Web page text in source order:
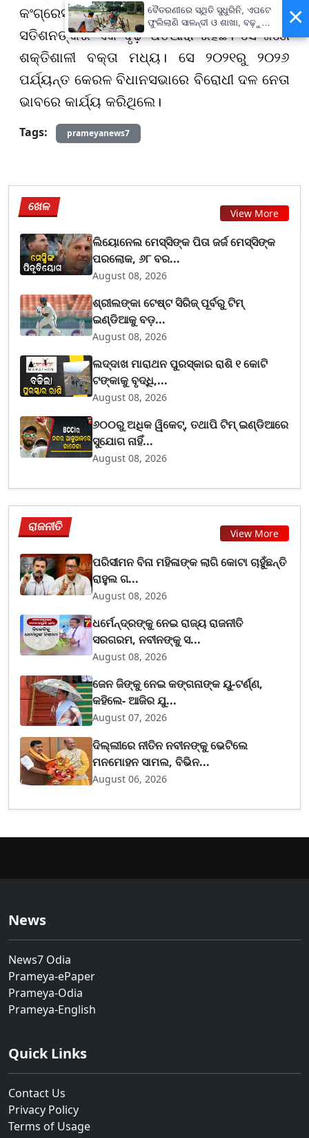
କଂଗ୍ରେସର ସଦସ୍ୟ ଥିଲେ। ସଂଗଠନ ମଧ୍ୟରେ
ସତିଶନଙ୍କର ଏକ ଦୃଢ଼ ପତିଆରା ରହିଛି। ସେ ଜଣେ
ଶକ୍ତିଶାଳୀ ବକ୍ତା ମଧ୍ୟ। ସେ ୨୦୨୧ରୁ ୨୦୨୬
ପର୍ଯ୍ୟନ୍ତ କେରଳ ବିଧାନସଭାରେ ବିରୋଧୀ ଦଳ ନେତା
ଭାବରେ କାର୍ଯ୍ୟ କରିଥିଲେ।
Tags:
prameyanews7
ଖେଳ View More
ଲିୟୋନେଲ ମେସ୍ସିଙ୍କ ପିତା ଜର୍ଜ ମେସ୍ସିଙ୍କ
ପରଲୋକ, ୬୮ ବର...
August 08, 2026
ଶ୍ରୀଲଙ୍କା ଟେଷ୍ଟ ସିରିଜ୍‌ ପୂର୍ବରୁ ଟିମ୍‌
ଇଣ୍ଡିଆକୁ ବଡ଼...
August 08, 2026
ଲଦ୍ଦାଖ ମାରାଥନ ପୁରସ୍କାର ରାଶି ୧ କୋଟି
ଟଙ୍କାକୁ ବୃଦ୍ଧି,...
August 08, 2026
୬୦୦ରୁ ଅଧିକ ୱିକେଟ୍, ତଥାପି ଟିମ୍ ଇଣ୍ଡିଆରେ
ସୁଯୋଗ ନାହିଁ...
August 08, 2026
ରାଜନୀତି View More
ପରିସୀମନ ବିନା ମହିଳାଙ୍କ ଲାଗି କୋଟା ଚାହୁଁଛନ୍ତି
ରାହୁଲ ଗ...
August 08, 2026
ଧର୍ମେନ୍ଦ୍ରଙ୍କୁ ନେଇ ରାଜ୍ୟ ରାଜନୀତି
ସରଗରମ, ନବୀନଙ୍କୁ ସ...
August 08, 2026
ଜେନ ଜିଙ୍କୁ ନେଇ କଙ୍ଗନାଙ୍କ ୟୁ-ଟର୍ଣ୍ଣ,
କହିଲେ- ଆଜିର ଯୁ...
August 07, 2026
ଦିଲ୍ଲୀରେ ନୀତିନ ନବୀନଙ୍କୁ ଭେଟିଲେ
ମନମୋହନ ସାମଲ, ବିଭିନ...
August 06, 2026
News
News7 Odia
Prameya-ePaper
Prameya-Odia
Prameya-English
Quick Links
Contact Us
Privacy Policy
Terms of Usage
×
ବୈତରଣୀରେ ସ୍ଥିତି ସୁଧୁରିନି, ଏପଟେ
ଫୁଲିଲାଣି ସାଳନ୍ଦୀ ଓ ଶାଖା, ବଢ଼ୁଛି
ବନ୍ୟା ଭୟ